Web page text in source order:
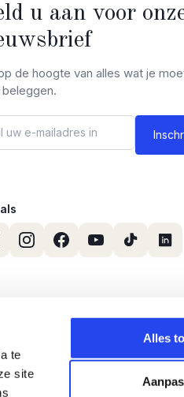
te
site
Alles
u aan voor
de hoogte van alles wat je